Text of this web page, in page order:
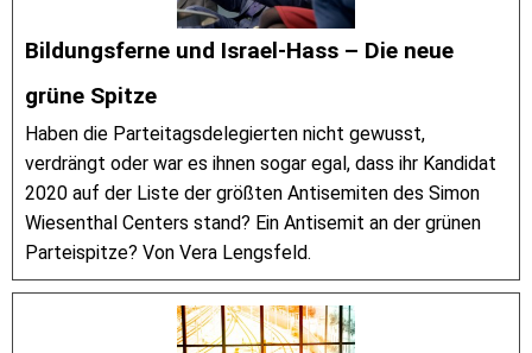
Bildungsferne und Israel-Hass – Die neue
grüne Spitze
Haben die Parteitagsdelegierten nicht gewusst,
verdrängt oder war es ihnen sogar egal, dass ihr Kandidat
2020 auf der Liste der größten Antisemiten des Simon
Wiesenthal Centers stand? Ein Antisemit an der grünen
Parteispitze? Von Vera Lengsfeld.